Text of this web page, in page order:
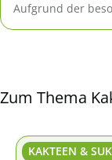
Aufgrund der
Zum Thema
KAKTEEN &